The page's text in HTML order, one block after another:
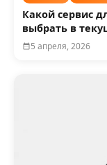
Какой сервис
выбрать в
5 апреля, 2026